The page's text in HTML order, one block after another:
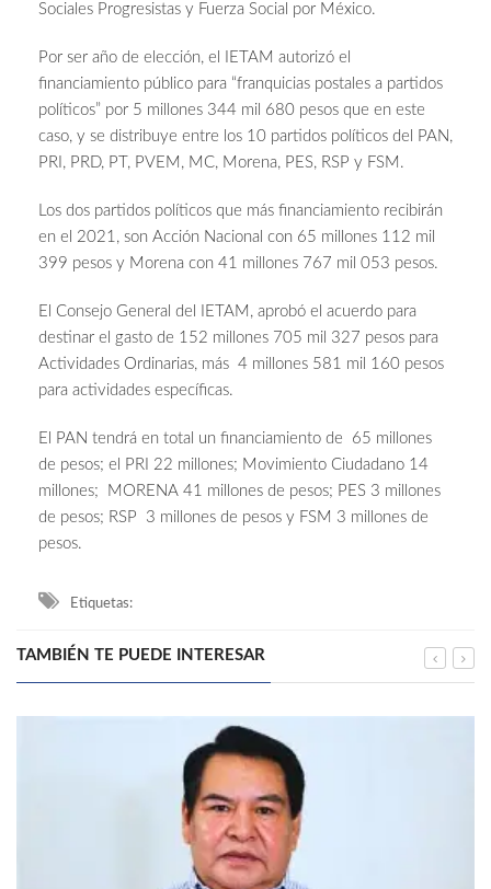
Sociales Progresistas y Fuerza Social por México.
Por ser año de elección, el IETAM autorizó el
financiamiento público para “franquicias postales a partidos
políticos” por 5 millones 344 mil 680 pesos que en este
caso, y se distribuye entre los 10 partidos políticos del PAN,
PRI, PRD, PT, PVEM, MC, Morena, PES, RSP y FSM.
Los dos partidos políticos que más financiamiento recibirán
en el 2021, son Acción Nacional con 65 millones 112 mil
399 pesos y Morena con 41 millones 767 mil 053 pesos.
El Consejo General del IETAM, aprobó el acuerdo para
destinar el gasto de 152 millones 705 mil 327 pesos para
Actividades Ordinarias, más 4 millones 581 mil 160 pesos
para actividades específicas.
El PAN tendrá en total un financiamiento de 65 millones
de pesos; el PRI 22 millones; Movimiento Ciudadano 14
millones; MORENA 41 millones de pesos; PES 3 millones
de pesos; RSP 3 millones de pesos y FSM 3 millones de
pesos.
Etiquetas:
TAMBIÉN TE PUEDE INTERESAR